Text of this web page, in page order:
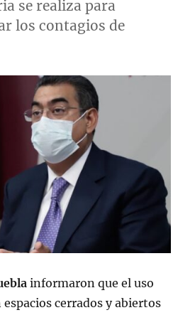
se realiza para
los contagios de
informaron que el uso
espacios cerrados y abiertos